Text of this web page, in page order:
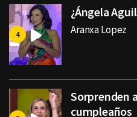
¿Ángela
Aranxa Lopez
Sorprenden
cumpleaños